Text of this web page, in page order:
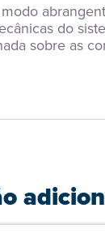
do
sobre as